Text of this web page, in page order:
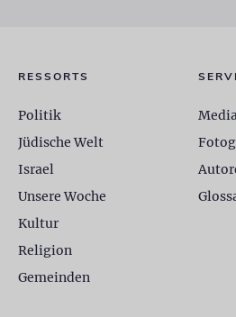
RESSORTS
Politik
Jüdische Welt
Israel
Unsere Woche
Kultur
Religion
Gemeinden